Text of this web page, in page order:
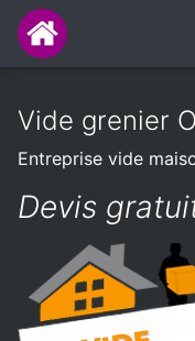
Vide grenier
Entreprise vide
Devis